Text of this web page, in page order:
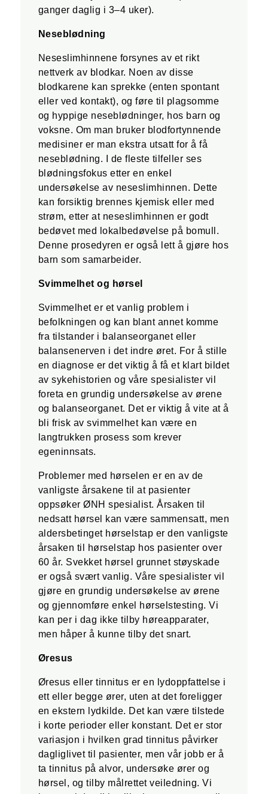
ganger daglig i 3–4 uker).
Neseblødning
Neseslimhinnene forsynes av et rikt
nettverk av blodkar. Noen av disse
blodkarene kan sprekke (enten spontant
eller ved kontakt), og føre til plagsomme
og hyppige neseblødninger, hos barn og
voksne. Om man bruker blodfortynnende
medisiner er man ekstra utsatt for å få
neseblødning. I de fleste tilfeller ses
blødningsfokus etter en enkel
undersøkelse av neseslimhinnen. Dette
kan forsiktig brennes kjemisk eller med
strøm, etter at neseslimhinnen er godt
bedøvet med lokalbedøvelse på bomull.
Denne prosedyren er også lett å gjøre hos
barn som samarbeider.
Svimmelhet og hørsel
Svimmelhet er et vanlig problem i
befolkningen og kan blant annet komme
fra tilstander i balanseorganet eller
balansenerven i det indre øret. For å stille
en diagnose er det viktig å få et klart bildet
av sykehistorien og våre spesialister vil
foreta en grundig undersøkelse av ørene
og balanseorganet. Det er viktig å vite at å
bli frisk av svimmelhet kan være en
langtrukken prosess som krever
egeninnsats.
Problemer med hørselen er en av de
vanligste årsakene til at pasienter
oppsøker ØNH spesialist. Årsaken til
nedsatt hørsel kan være sammensatt, men
aldersbetinget hørselstap er den vanligste
årsaken til hørselstap hos pasienter over
60 år. Svekket hørsel grunnet støyskade
er også svært vanlig. Våre spesialister vil
gjøre en grundig undersøkelse av ørene
og gjennomføre enkel hørselstesting. Vi
kan per i dag ikke tilby høreapparater,
men håper å kunne tilby det snart.
Øresus
Øresus eller tinnitus er en lydoppfattelse i
ett eller begge ører, uten at det foreligger
en ekstern lydkilde. Det kan være tilstede
i korte perioder eller konstant. Det er stor
variasjon i hvilken grad tinnitus påvirker
dagliglivet til pasienter, men vår jobb er å
ta tinnitus på alvor, undersøke ører og
hørsel, og tilby målrettet veiledning. Vi